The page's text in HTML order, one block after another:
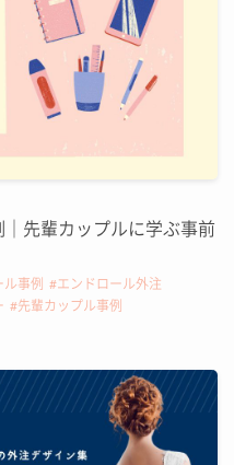
先輩カップルに学ぶ事前
事例
エンドロール外注
先輩カップル事例